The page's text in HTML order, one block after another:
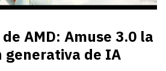
AMD: Amuse 3.0 la
generativa de IA